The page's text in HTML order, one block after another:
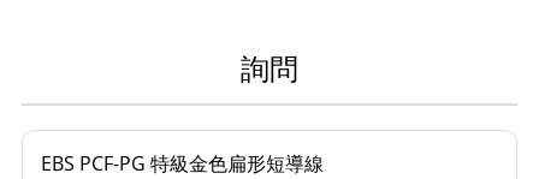
詢問
EBS PCF-PG 特級金色扁形短導線